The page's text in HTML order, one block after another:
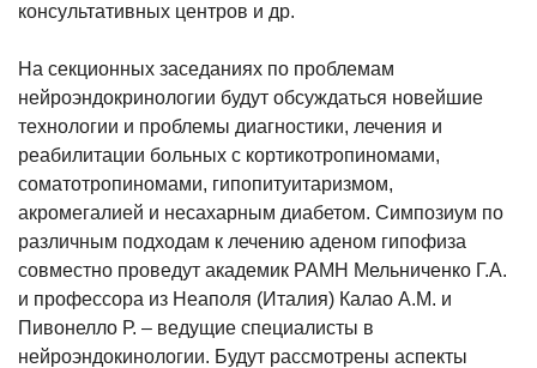
консультативных центров и др.
На секционных заседаниях по проблемам
нейроэндокринологии будут обсуждаться новейшие
технологии и проблемы диагностики, лечения и
реабилитации больных с кортикотропиномами,
соматотропиномами, гипопитуитаризмом,
акромегалией и несахарным диабетом. Симпозиум по
различным подходам к лечению аденом гипофиза
совместно проведут академик РАМН Мельниченко Г.А.
и профессора из Неаполя (Италия) Калао А.М. и
Пивонелло Р. – ведущие специалисты в
нейроэндокинологии. Будут рассмотрены аспекты